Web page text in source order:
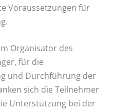
Voraussetzungen für
Organisator des
für die
und Durchführung der
sich die Teilnehmer
Unterstützung bei der